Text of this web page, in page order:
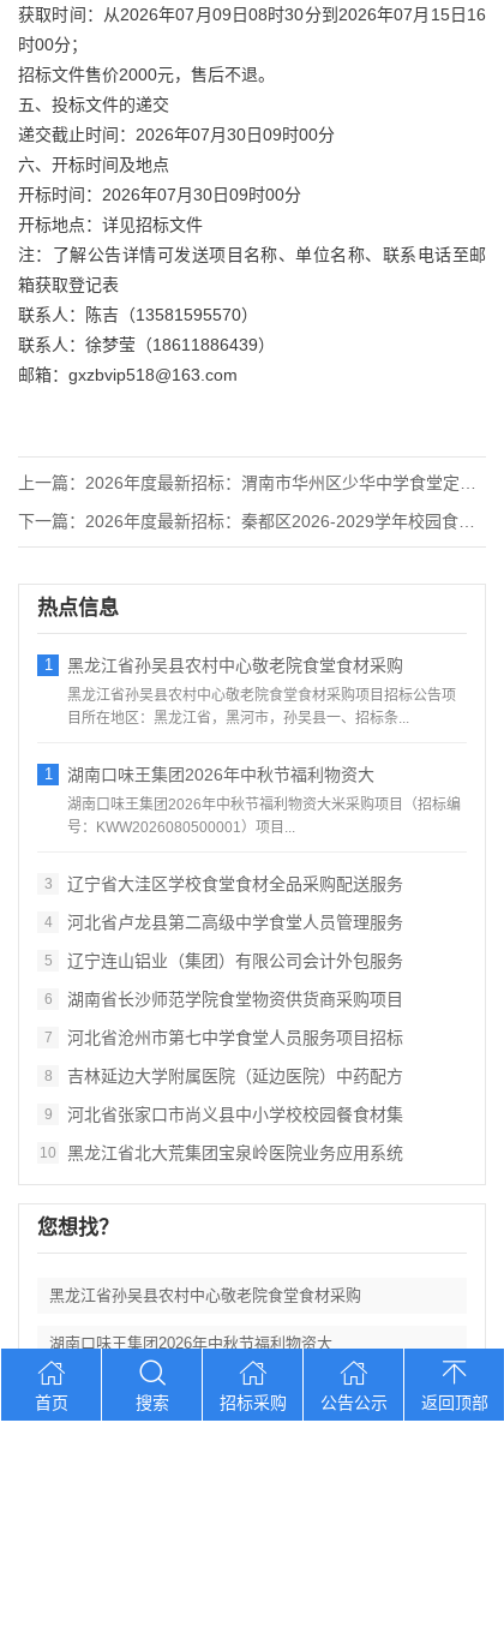
获取时间：从2026年07月09日08时30分到2026年07月15日16
时00分；
招标文件售价2000元，售后不退。
五、投标文件的递交
递交截止时间：2026年07月30日09时00分
六、开标时间及地点
开标时间：2026年07月30日09时00分
开标地点：详见招标文件
注：了解公告详情可发送项目名称、单位名称、联系电话至邮
箱获取登记表
联系人：陈吉（13581595570）
联系人：徐梦莹（18611886439）
邮箱：gxzbvip518@163.com
上一篇： 2026年度最新招标：渭南市华州区少华中学食堂定点食材采购项
下一篇： 2026年度最新招标：秦都区2026‑2029学年校园食堂大
热点信息
1 黑龙江省孙吴县农村中心敬老院食堂食材采购
黑龙江省孙吴县农村中心敬老院食堂食材采购项目招标公告项
目所在地区：黑龙江省，黑河市，孙吴县一、招标条...
1 湖南口味王集团2026年中秋节福利物资大
湖南口味王集团2026年中秋节福利物资大米采购项目（招标编
号：KWW2026080500001）项目...
3 辽宁省大洼区学校食堂食材全品采购配送服务
4 河北省卢龙县第二高级中学食堂人员管理服务
5 辽宁连山铝业（集团）有限公司会计外包服务
6 湖南省长沙师范学院食堂物资供货商采购项目
7 河北省沧州市第七中学食堂人员服务项目招标
8 吉林延边大学附属医院（延边医院）中药配方
9 河北省张家口市尚义县中小学校校园餐食材集
10 黑龙江省北大荒集团宝泉岭医院业务应用系统
您想找？
黑龙江省孙吴县农村中心敬老院食堂食材采购
湖南口味王集团2026年中秋节福利物资大
辽宁省大洼区学校食堂食材全品采购配送服务
首页 搜索 招标采购 公告公示 返回顶部